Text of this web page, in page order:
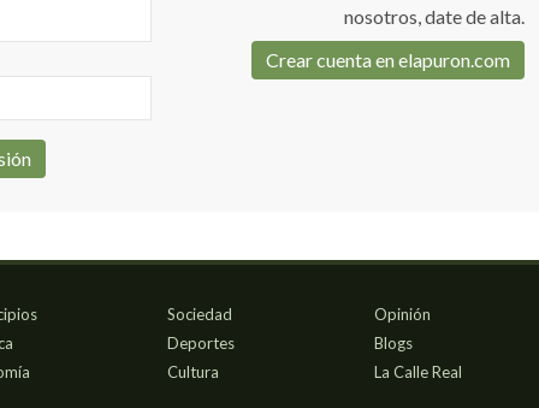
nosotros, date de alta.
Crear cuenta en elapuron.com
Sociedad
Deportes
Cultura
Opinión
Blogs
La Calle Real